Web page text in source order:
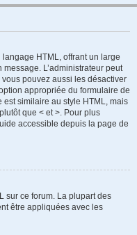
HTML, offrant un large
L’administrateur peut
pouvez aussi les désactiver
appropriée du formulaire de
similaire au style HTML, mais
que < et >. Pour plus
accessible depuis la page de
sur ce forum. La plupart des
être appliquées avec les